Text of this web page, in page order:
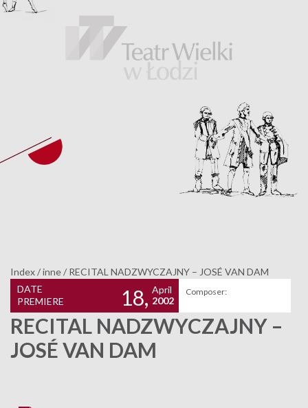
Index/inne/ RECITAL NADZWYCZAJNY – JOSÉ VAN DAM
DATE
PREMIERE
18, April
2002
Composer:
RECITAL NADZWYCZAJNY –
JOSÉ VAN DAM